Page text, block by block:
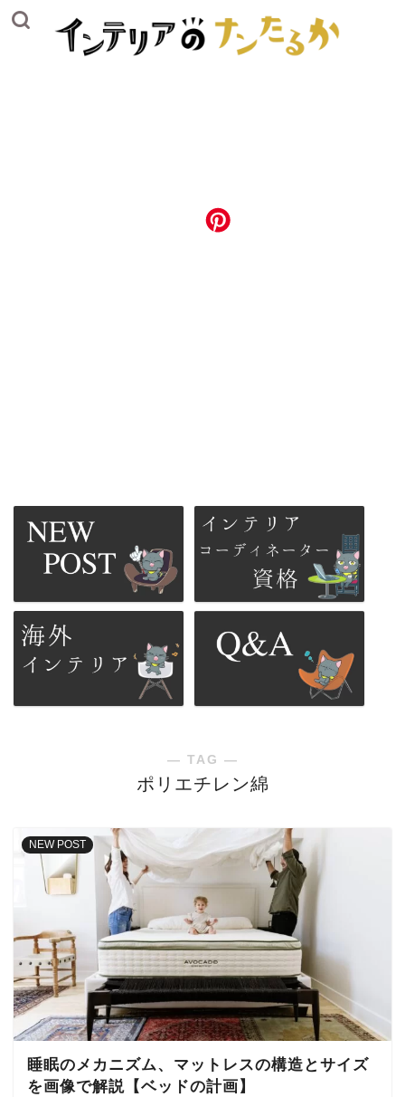
― TAG ―
ポリエチレン綿
NEW POST
睡眠のメカニズム、マットレスの構造とサイズ
を画像で解説【ベッドの計画】